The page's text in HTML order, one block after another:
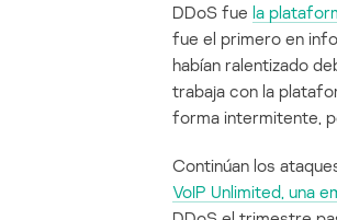
DDoS fue la
fue el primero en
habían ralentizado
trabaja con la
forma intermitente,
Continúan los
VoIP Unlimited, una